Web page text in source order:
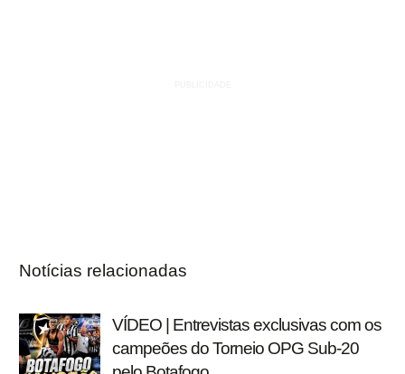
Notícias relacionadas
VÍDEO | Entrevistas exclusivas com os
campeões do Torneio OPG Sub-20